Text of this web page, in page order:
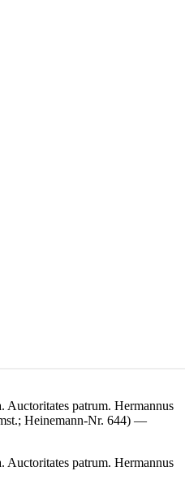
Auctoritates patrum. Hermannus
Heinemann-Nr. 644) —
Auctoritates patrum. Hermannus